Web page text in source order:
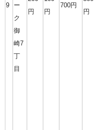
9
ー
ク
御
崎7
丁
目
円
円
700円
円